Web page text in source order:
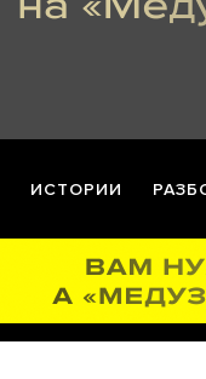
ИСТОРИИ